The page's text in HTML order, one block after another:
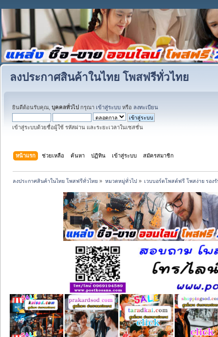
ลงประกาศสินค้าในไทย โพสฟรีทั่วไทย
ยินดีต้อนรับคุณ, บุคคลทั่วไป กรุณา เข้าสู่ระบบ หรือ ลงทะเบียน
เข้าสู่ระบบด้วยชื่อผู้ใช้ รหัสผ่าน และระยะเวลาในเซสชั่น
หน้าแรก ช่วยเหลือ ค้นหา ปฏิทิน เข้าสู่ระบบ สมัครสมาชิก
ลงประกาศสินค้าในไทย โพสฟรีทั่วไทย » หมวดหมู่ทั่วไป» เวบบอร์ดโพสต์ฟรี โพสง่าย รอง